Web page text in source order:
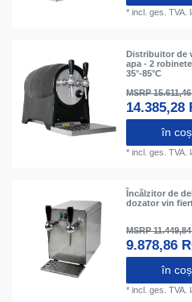
*incl. ges. TVA.
Distribuitor de
apa - 2
35°-85°C
MSRP
14.385,28
în
*incl. ges. TVA.
Încălzitor de
dozator vin
MSRP
9.878,86
în
*incl. ges. TVA.